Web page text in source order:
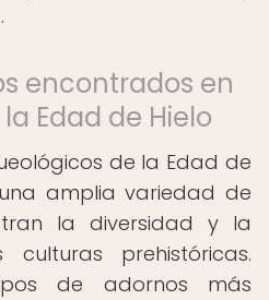
encontrados en
Edad de Hielo
de la Edad de
amplia variedad de
la diversidad y la
prehistóricas.
de adornos más